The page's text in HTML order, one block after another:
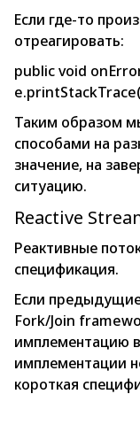
Если где-то
отреагировать:
public void
Таким образом
способами на
значение, на
ситуацию.
Reactive
Реактивные
спецификация.
Если
Fork/Join
имплементацию
имплементации
короткая